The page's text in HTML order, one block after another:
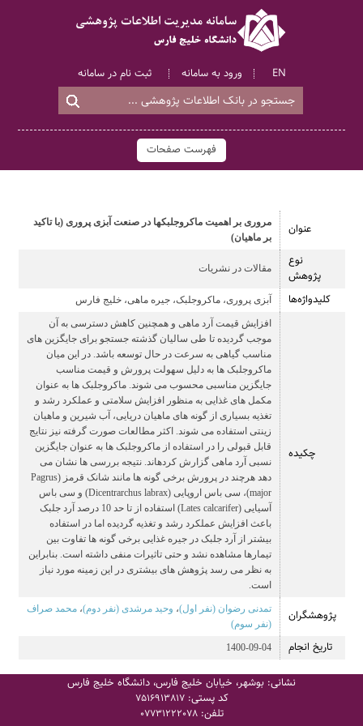
ثبت نام در سامانه ورود به سامانه EN
فهرست صفحات
عنوان
مروری بر اهمیت ماکروجلبکها در صنعت آبزی پروری (با تاکید
بر ماهیان)
نوع
پژوهش
مقالات در نشریات
کلیدواژه‌ها آبزی پروری، ماکروجلبک، جیره ماهی، خلیج فارس
چکیده
افزایش قیمت آرد ماهی و همچنین کاهش دسترسی به آن
موجب گردیده تا طی سالیان گذشته جستجو برای جایگزین های
مناسب گیاهی به سرعت در حال توسعه باشد. در این میان
ماکروجلبک ها به دلیل سهولت پرورش و قیمت مناسب
جایگزین مناسبی محسوب می شوند. ماکروجلبک ها به عنوان
مکمل های غذایی به منظور افزایش سلامتی و عملکرد رشد و
تغذیه بسیاری از گونه های ماهیان دریایی، آب شیرین و ماهیان
زینتی استفاده می شوند. اکثر مطالعات صورت گرفته نیز نتایج
قابل قبولی را در استفاده از ماکروجلبک ها به عنوان جایگزین
نسبی آرد ماهی گزارش کردهاند. نتیجه بررسی ها نشان می
دهد هرچند در پرورش برخی گونه ها مانند شانک قرمز (Pagrus
major)، سی باس اروپایی (Dicentrarchus labrax) و سی باس
آسیایی (Lates calcarifer) استفاده از تا حد 10 درصد آرد جلبک
باعث افزایش عملکرد رشد و تغذیه گردیده اما در استفاده
بیشتر از آرد جلبک در جیره غذایی برخی گونه ها تفاوت بین
تیمارها مشاهده نشد و حتی تاثیرات منفی داشته است. بنابراین
به نظر می رسد پژوهش های بیشتری در این زمینه مورد نیاز
است.
پژوهشگران تمدنی رضوان (نفر اول)، وحید مرشدی (نفر دوم)،محمد صراف
(نفر سوم)
تاریخ انجام 1400-09-04
نشانی: بوشهر، خیابان خلیج فارس، دانشگاه خلیج فارس
کد پستی:7516913817
تلفن:07731222078